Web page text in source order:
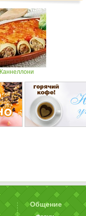
Каннеллони
Общение